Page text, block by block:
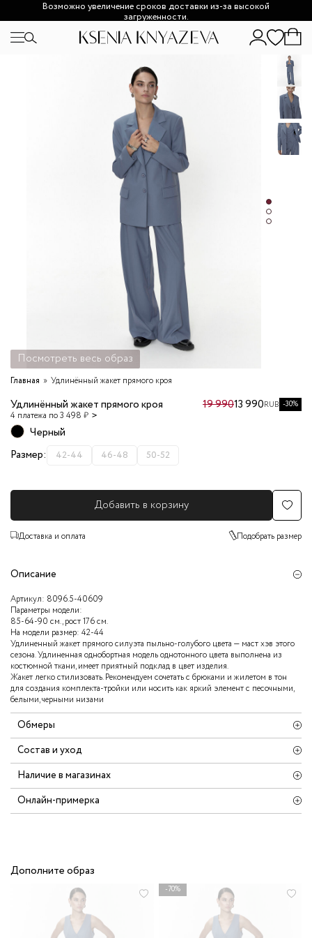
Возможно увеличение сроков доставки из-за высокой
загруженности.
Посмотреть весь образ
Главная Удлинённый жакет прямого кроя
Удлинённый жакет прямого кроя
4 платежа по 3 498 ₽
19 99013 990RUB -30%
Черный
Размер:
42-44 46-48 50-52
Добавить в корзину
Доставка и оплата Подобрать размер
Описание
Артикул: 8096.5-40609
Параметры модели:
85-64-90 см., рост 176 см.
На модели размер: 42-44
Удлиненный жакет прямого силуэта пыльно-голубого цвета — маст хэв этого
сезона. Удлиненная однобортная модель однотонного цвета выполнена из
костюмной ткани, имеет приятный подклад в цвет изделия.
Жакет легко стилизовать. Рекомендуем сочетать с брюками и жилетом в тон
для создания комплекта-тройки или носить как яркий элемент с песочными,
белыми, черными низами
Обмеры
Состав и уход
Наличие в магазинах
Онлайн-примерка
Дополните образ
-70%